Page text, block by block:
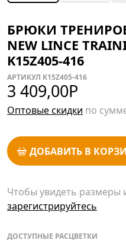
БРЮКИ
NEW LINCE
K15Z405-416
АРТИКУЛ K15Z405-416
3 409,00Р
Оптовые скидки по
ДОБАВИТЬ В
Чтобы увидеть размеры
зарегистрируйтесь
ДОСТУПНЫЕ РАСЦВЕТКИ